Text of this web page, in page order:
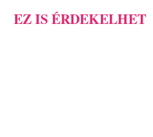
EZ IS ÉRDEKELHET